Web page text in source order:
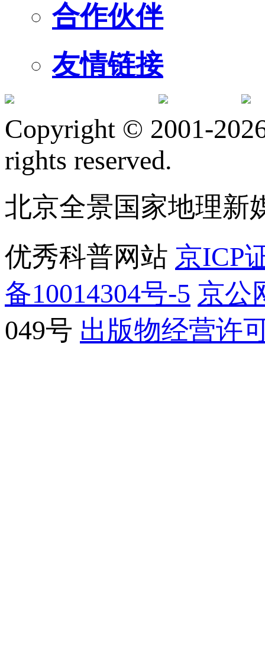
合作伙伴
友情链接
Copyright © 2001-
rights reserved.
北京全景国家地理新
优秀科普网站 京ICP
备10014304号-5 京公
049号 出版物经营许